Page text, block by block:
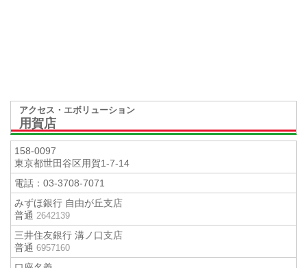
アクセス・エボリューション
用賀店
158-0097
東京都世田谷区用賀1-7-14
電話： 03-3708-7071
みずほ銀行 自由が丘支店
普通 2642139
三井住友銀行 溝ノ口支店
普通 6957160